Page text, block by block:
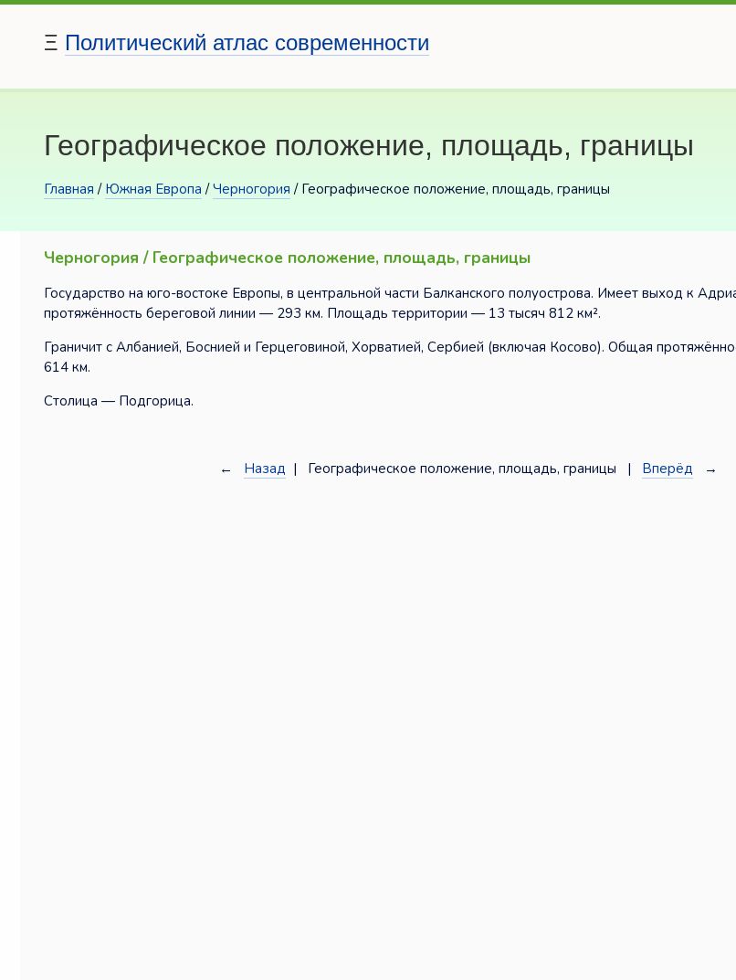
Ξ Политический атлас современности
Географическое положение, площадь, границы
Главная / Южная Европа /Черногория / Географическое положение, площадь, границы
Черногория / Географическое положение, площадь, границы
Государство на юго-востоке Европы, в центральной части Балканского полуострова. Имеет выход к
протяжённость береговой линии — 293 км. Площадь территории — 13 тысяч 812 км².
Граничит с Албанией, Боснией и Герцеговиной, Хорватией, Сербией (включая Косово). Общая
614 км.
Столица — Подгорица.
← Назад | Географическое положение, площадь, границы | Вперёд →